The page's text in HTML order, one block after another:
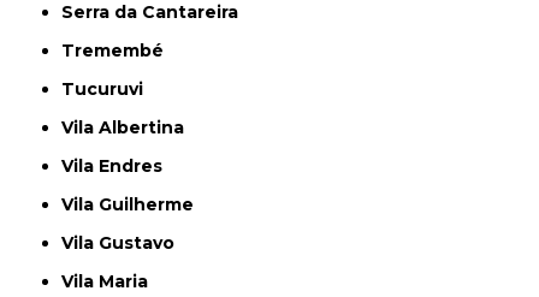
Serra da Cantareira
Tremembé
Tucuruvi
Vila Albertina
Vila Endres
Vila Guilherme
Vila Gustavo
Vila Maria